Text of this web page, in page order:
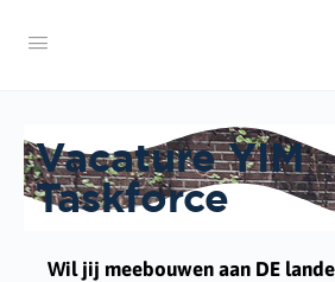
Vacature YIM
Taskforce
Wil jij meebouwen aan DE